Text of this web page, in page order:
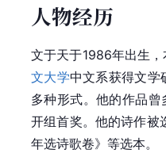
人物经历
文于天于1986年出生，
文大学中文系获得文学
多种形式。他的作品
开组首奖。他的诗作
年选诗歌卷》等选本。